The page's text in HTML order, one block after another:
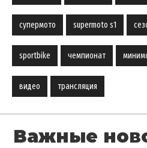
супермото supermoto s1
sportbike чемпионат
видео трансляция
Важные